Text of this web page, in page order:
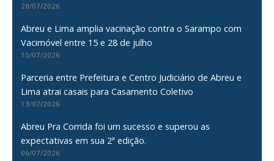
28/07/2026
Abreu e Lima amplia vacinação contra o Sarampo com
Vacimóvel entre 15 e 28 de julho
15/07/2026
Parceria entre Prefeitura e Centro Judiciário de Abreu e
Lima atrai casais para Casamento Coletivo
13/07/2026
Abreu Pra Corrida foi um sucesso e superou as
expectativas em sua 2ª edição.
06/07/2026